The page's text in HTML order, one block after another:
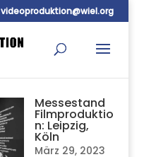
videoproduktion@wiel.org
Messestand
Filmproduktio
n: Leipzig,
Köln
März 29, 2023